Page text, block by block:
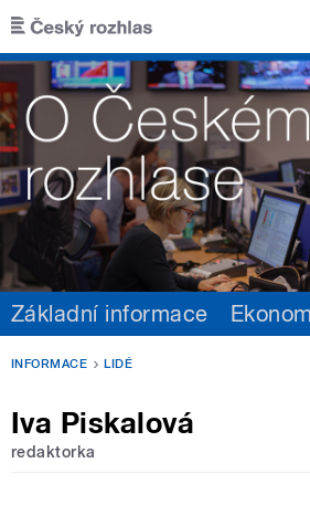
Přejít k hlavnímu obsahu
Základní informace
INFORMACE LIDÉ
Iva Piskalová
redaktorka